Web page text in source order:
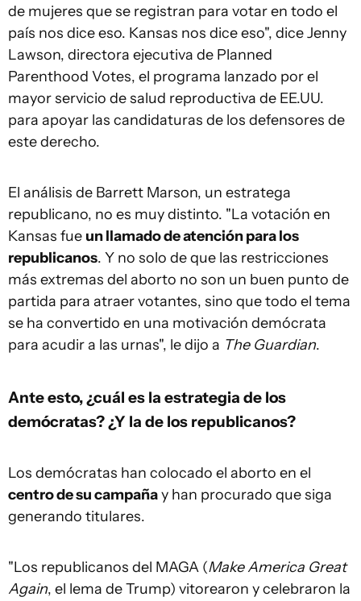
de mujeres que se registran para votar en todo el
país nos dice eso. Kansas nos dice eso", dice Jenny
Lawson, directora ejecutiva de Planned
Parenthood Votes, el programa lanzado por el
mayor servicio de salud reproductiva de EE.UU.
para apoyar las candidaturas de los defensores de
este derecho.
El análisis de Barrett Marson, un estratega
republicano, no es muy distinto. "La votación en
Kansas fue un llamado de atención para los
republicanos. Y no solo de que las restricciones
más extremas del aborto no son un buen punto de
partida para atraer votantes, sino que todo el tema
se ha convertido en una motivación demócrata
para acudir a las urnas", le dijo a The Guardian.
Ante esto, ¿cuál es la estrategia de los
demócratas? ¿Y la de los republicanos?
Los demócratas han colocado el aborto en el
centro de su campañay han procurado que siga
generando titulares.
"Los republicanos del MAGA (Make America Great
Again, el lema de Trump) vitorearon y celebraron la